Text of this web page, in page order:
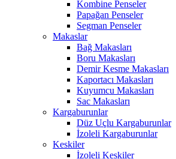
Kombine Penseler
Papağan Penseler
Segman Penseler
Makaslar
Bağ Makasları
Boru Makasları
Demir Kesme Makasları
Kaportacı Makasları
Kuyumcu Makasları
Sac Makasları
Kargaburunlar
Düz Uçlu Kargaburunlar
İzoleli Kargaburunlar
Keskiler
İzoleli Keskiler